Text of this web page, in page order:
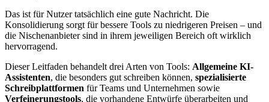
Das ist für Nutzer tatsächlich eine gute Nachricht. Die
Konsolidierung sorgt für bessere Tools zu niedrigeren Preisen – und
die Nischenanbieter sind in ihrem jeweiligen Bereich oft wirklich
hervorragend.
Dieser Leitfaden behandelt drei Arten von Tools: Allgemeine KI-
Assistenten, die besonders gut schreiben können, spezialisierte
Schreibplattformen für Teams und Unternehmen sowie
Verfeinerungstools, die vorhandene Entwürfe überarbeiten und